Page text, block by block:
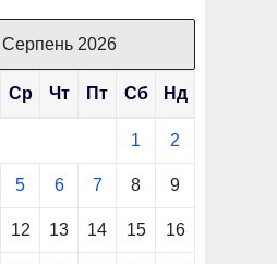
Серпень 2026
Ср Чт Пт Сб Нд
1 2
5 6 7 8 9
12 13 14 15 16